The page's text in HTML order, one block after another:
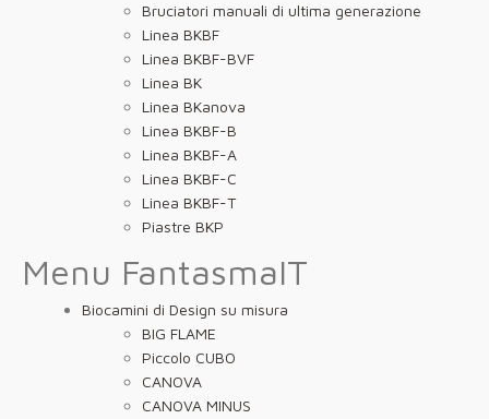
Bruciatori manuali di ultima generazione
Linea BKBF
Linea BKBF-BVF
Linea BK
Linea BKanova
Linea BKBF-B
Linea BKBF-A
Linea BKBF-C
Linea BKBF-T
Piastre BKP
Menu FantasmaIT
Biocamini di Design su misura
BIG FLAME
Piccolo CUBO
CANOVA
CANOVA MINUS